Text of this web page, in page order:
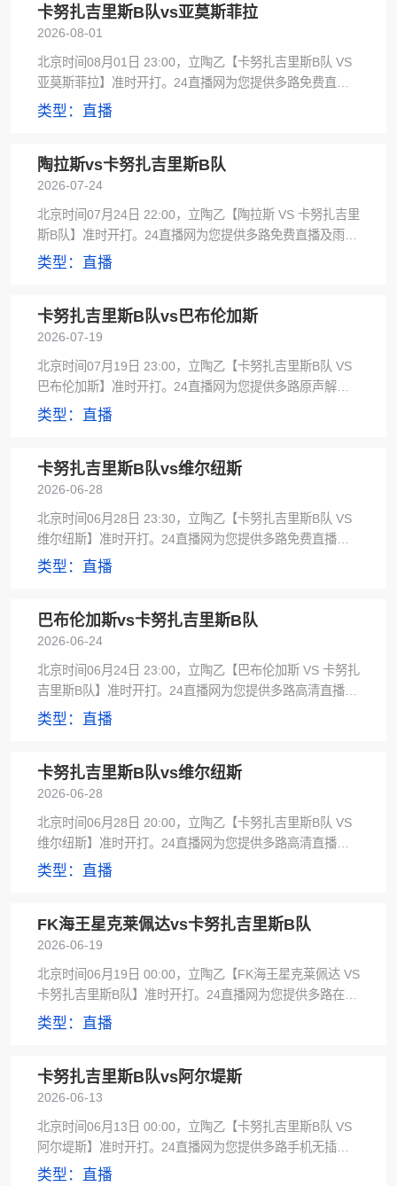
卡努扎吉里斯B队vs亚莫斯菲拉
2026-08-01
北京时间08月01日 23:00，立陶乙【卡努扎吉里斯B队 VS
亚莫斯菲拉】准时开打。24直播网为您提供多路免费直播
及JRS直播信号源，赛后极速更新赛事集锦。
类型：直播
陶拉斯vs卡努扎吉里斯B队
2026-07-24
北京时间07月24日 22:00，立陶乙【陶拉斯 VS 卡努扎吉里
斯B队】准时开打。24直播网为您提供多路免费直播及雨燕
直播信号源，赛后极速更新比分预测。
类型：直播
卡努扎吉里斯B队vs巴布伦加斯
2026-07-19
北京时间07月19日 23:00，立陶乙【卡努扎吉里斯B队 VS
巴布伦加斯】准时开打。24直播网为您提供多路原声解说
及雨燕直播信号源，赛后极速更新赛事集锦。
类型：直播
卡努扎吉里斯B队vs维尔纽斯
2026-06-28
北京时间06月28日 23:30，立陶乙【卡努扎吉里斯B队 VS
维尔纽斯】准时开打。24直播网为您提供多路免费直播及
雨燕直播信号源，赛后极速更新比分预测。
类型：直播
巴布伦加斯vs卡努扎吉里斯B队
2026-06-24
北京时间06月24日 23:00，立陶乙【巴布伦加斯 VS 卡努扎
吉里斯B队】准时开打。24直播网为您提供多路高清直播及
黑白直播信号源，赛后极速更新比分预测。
类型：直播
卡努扎吉里斯B队vs维尔纽斯
2026-06-28
北京时间06月28日 20:00，立陶乙【卡努扎吉里斯B队 VS
维尔纽斯】准时开打。24直播网为您提供多路高清直播及
低调看直播信号源，赛后极速更新全场录像。
类型：直播
FK海王星克莱佩达vs卡努扎吉里斯B队
2026-06-19
北京时间06月19日 00:00，立陶乙【FK海王星克莱佩达 VS
卡努扎吉里斯B队】准时开打。24直播网为您提供多路在线
观看及黑白直播信号源，赛后极速更新赛事集锦。
类型：直播
卡努扎吉里斯B队vs阿尔堤斯
2026-06-13
北京时间06月13日 00:00，立陶乙【卡努扎吉里斯B队 VS
阿尔堤斯】准时开打。24直播网为您提供多路手机无插件
及雨燕直播信号源，赛后极速更新全场录像。
类型：直播